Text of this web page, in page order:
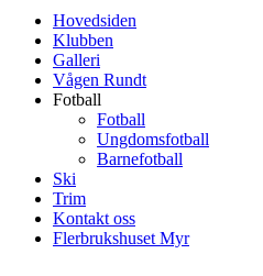
Hovedsiden
Klubben
Galleri
Vågen Rundt
Fotball
Fotball
Ungdomsfotball
Barnefotball
Ski
Trim
Kontakt oss
Flerbrukshuset Myr